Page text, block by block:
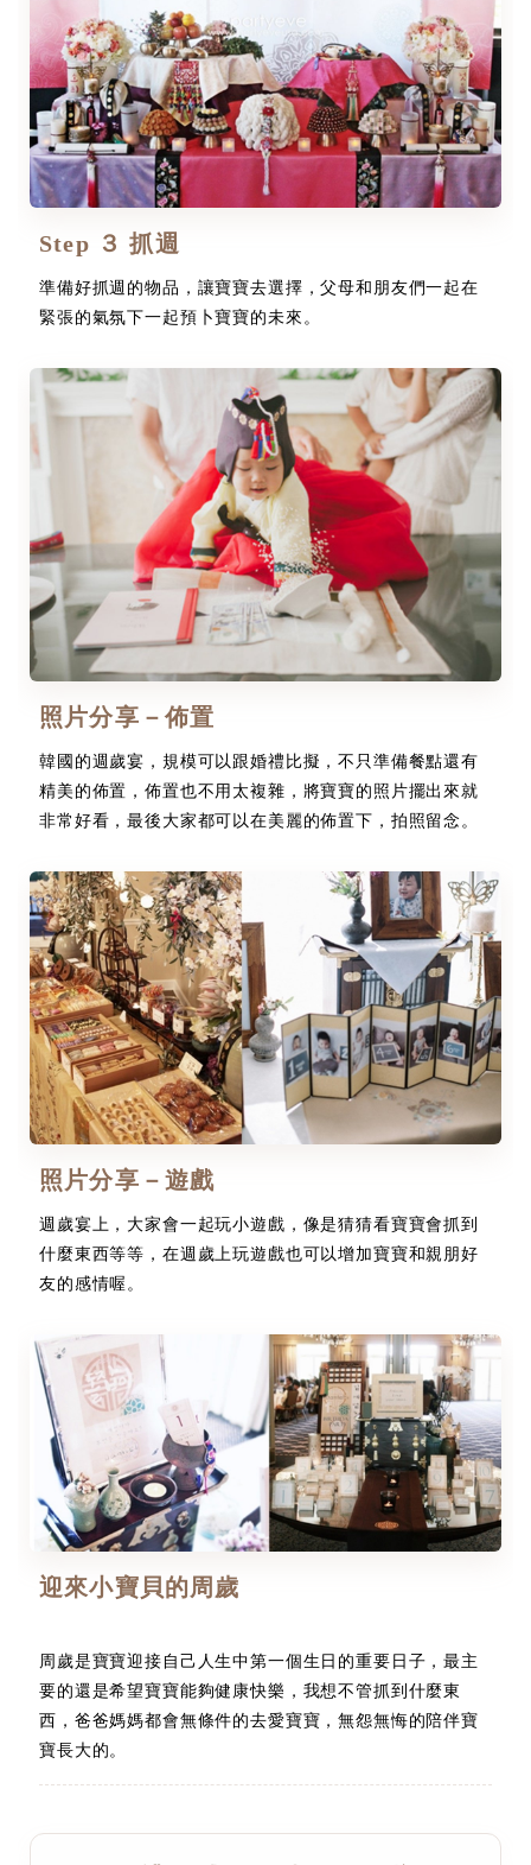
Step ３ 抓週
準備好抓週的物品，讓寶寶去選擇，父母和朋友們一起在
緊張的氣氛下一起預卜寶寶的未來。
照片分享－佈置
韓國的週歲宴，規模可以跟婚禮比擬，不只準備餐點還有
精美的佈置，佈置也不用太複雜，將寶寶的照片擺出來就
非常好看，最後大家都可以在美麗的佈置下，拍照留念。
照片分享－遊戲
週歲宴上，大家會一起玩小遊戲，像是猜猜看寶寶會抓到
什麼東西等等，在週歲上玩遊戲也可以增加寶寶和親朋好
友的感情喔。
迎來小寶貝的周歲
周歲是寶寶迎接自己人生中第一個生日的重要日子，最主
要的還是希望寶寶能夠健康快樂，我想不管抓到什麼東
西，爸爸媽媽都會無條件的去愛寶寶，無怨無悔的陪伴寶
寶長大的。